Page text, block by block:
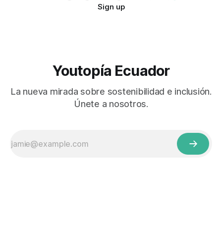
Sign up
Youtopía Ecuador
La nueva mirada sobre sostenibilidad e inclusión.
Únete a nosotros.